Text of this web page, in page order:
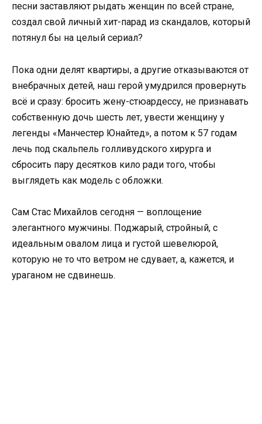
песни заставляют рыдать женщин по всей стране,
создал свой личный хит-парад из скандалов, который
потянул бы на целый сериал?
Пока одни делят квартиры, а другие отказываются от
внебрачных детей, наш герой умудрился провернуть
всё и сразу: бросить жену-стюардессу, не признавать
собственную дочь шесть лет, увести женщину у
легенды «Манчестер Юнайтед», а потом к 57 годам
лечь под скальпель голливудского хирурга и
сбросить пару десятков кило ради того, чтобы
выглядеть как модель с обложки.
Сам Стас Михайлов сегодня — воплощение
элегантного мужчины. Поджарый, стройный, с
идеальным овалом лица и густой шевелюрой,
которую не то что ветром не сдувает, а, кажется, и
ураганом не сдвинешь.